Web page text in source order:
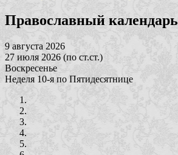
Православный календарь
9 августа 2026
27 июля 2026 (по ст.ст.)
Воскресенье
Неделя 10-я по Пятидесятнице